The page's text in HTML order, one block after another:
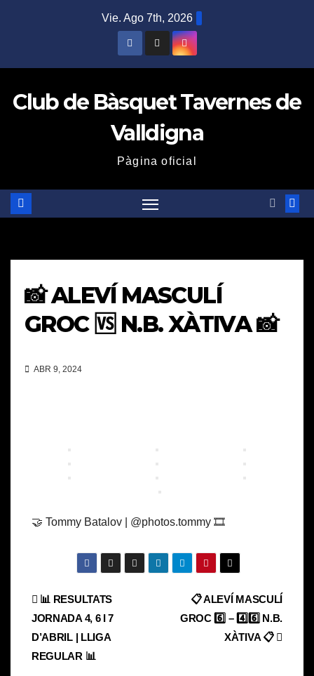
Vie. Ago 7th, 2026
Club de Bàsquet Tavernes de
Valldigna
Pàgina oficial
📸 ALEVÍ MASCULÍ
GROC 🆚 N.B. XÀTIVA 📸
ABR 9, 2024
🤝 Tommy Batalov | @photos.tommy 🎞️
Navegación
de
entradas
📋 ALEVÍ MASCULÍ
GROC 6️⃣ – 4️⃣6️⃣ N.B.
XÀTIVA 📋
📊 RESULTATS
JORNADA 4, 6 I 7
D’ABRIL | LLIGA
REGULAR 📊